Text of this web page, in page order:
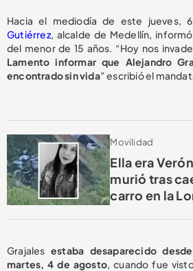
Hacia el mediodía de este jueves,
Gutiérrez, alcalde de Medellín,
del menor de 15 años. “Hoy nos
Lamento informar que Alejandro
encontrado sin vida” escribió el
Movilidad
Ella era
murió tras
carro en la
Grajales estaba desaparecido
martes, 4 de agosto, cuando fue